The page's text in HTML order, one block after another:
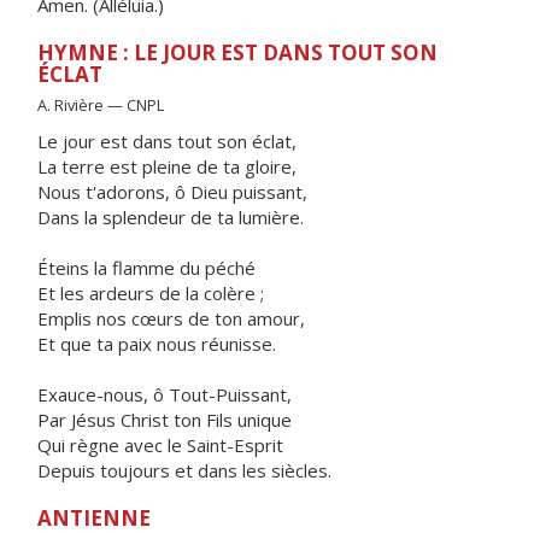
Amen. (Alléluia.)
HYMNE : LE JOUR EST DANS TOUT SON
ÉCLAT
A. Rivière — CNPL
Le jour est dans tout son éclat,
La terre est pleine de ta gloire,
Nous t'adorons, ô Dieu puissant,
Dans la splendeur de ta lumière.
Éteins la flamme du péché
Et les ardeurs de la colère ;
Emplis nos cœurs de ton amour,
Et que ta paix nous réunisse.
Exauce-nous, ô Tout-Puissant,
Par Jésus Christ ton Fils unique
Qui règne avec le Saint-Esprit
Depuis toujours et dans les siècles.
ANTIENNE